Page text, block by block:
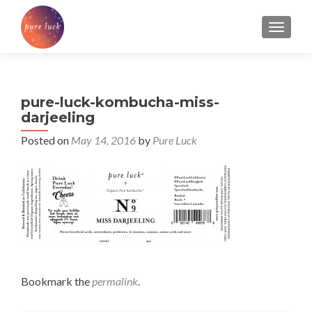
pure-luck-kombucha-miss-
darjeeling
Posted on May 14, 2016 by Pure Luck
Bookmark thepermalink.